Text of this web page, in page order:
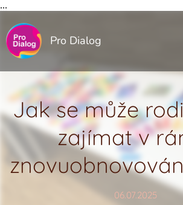
...
Pro Dialog
Jak se může
zajímat v
06.07.2025